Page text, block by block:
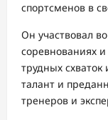
спортсменов в
Он участвовал
соревнованиях
трудных
талант и
тренеров и